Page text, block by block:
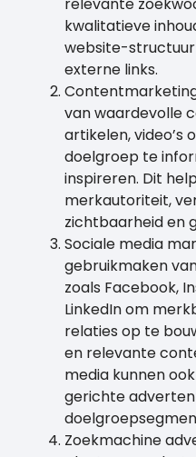
kwalitatieve
website-
externe links.
van waardevolle
artikelen, video’s
doelgroep te
inspireren. Dit
merkautoriteit,
zichtbaarheid en
Sociale media
gebruikmaken
zoals Facebook,
LinkedIn om
relaties op te
en relevante
media kunnen
gerichte
Zoekmachine